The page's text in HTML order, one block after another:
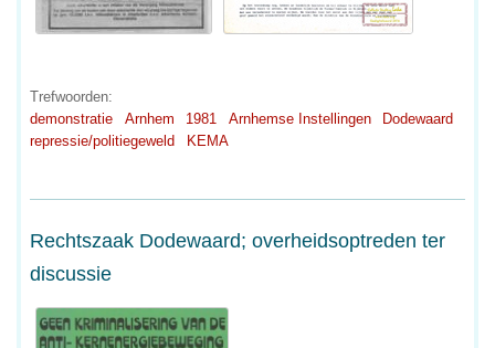
Trefwoorden:
demonstratie
Arnhem 1981 Arnhemse Instellingen
Dodewaard
repressie/politiegeweld
KEMA
Rechtszaak Dodewaard; overheidsoptreden ter
discussie